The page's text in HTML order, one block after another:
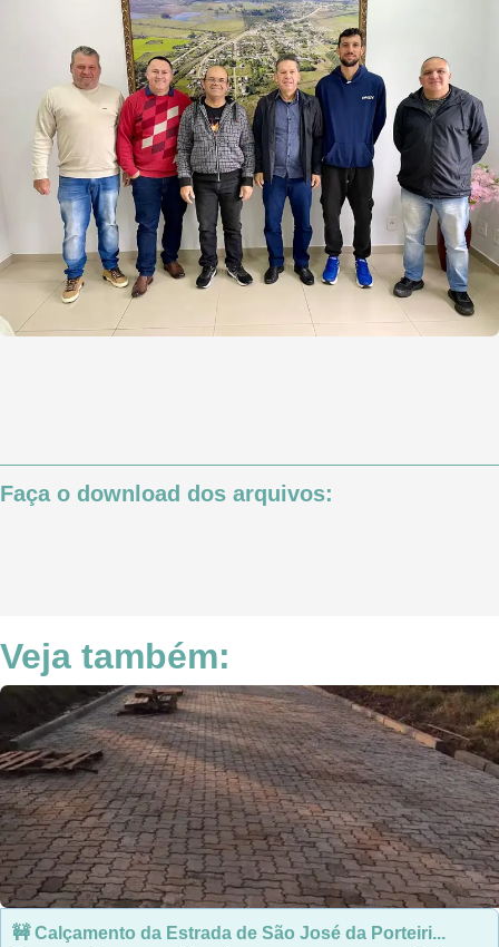
Faça o download dos arquivos:
Veja também:
🚧 Calçamento da Estrada de São José da Porteiri...